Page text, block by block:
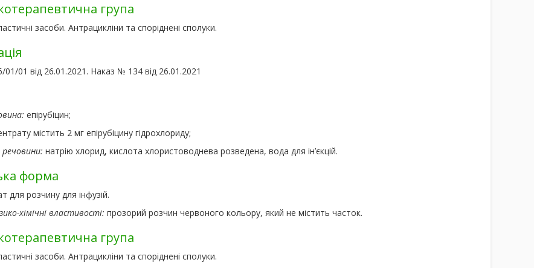
група
засоби. Антрацикліни та споріднені сполуки.
01 від 26.01.2021. Наказ № 134 від 26.01.2021
епірубіцин;
містить 2 мг епірубіцину гідрохлориду;
натрію хлорид, кислота хлористоводнева розведена, вода для ін’єкцій.
форма
для розчину для інфузій.
хімічні властивості: прозорий розчин червоного кольору, який не містить часток.
група
засоби. Антрацикліни та споріднені сполуки.